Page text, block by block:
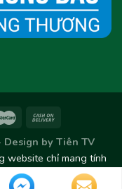
Design by Tiên TV
website chỉ mang tính
thay đổi/chênh lệch